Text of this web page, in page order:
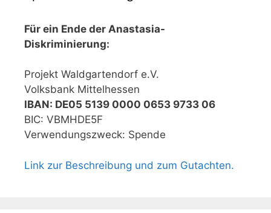
Für ein Ende der Anastasia-
Diskriminierung:
Projekt Waldgartendorf e.V.
Volksbank Mittelhessen
IBAN: DE05 5139 0000 0653 9733 06
BIC: VBMHDE5F
Verwendungszweck: Spende
Link zur Beschreibung und zum Gutachten.